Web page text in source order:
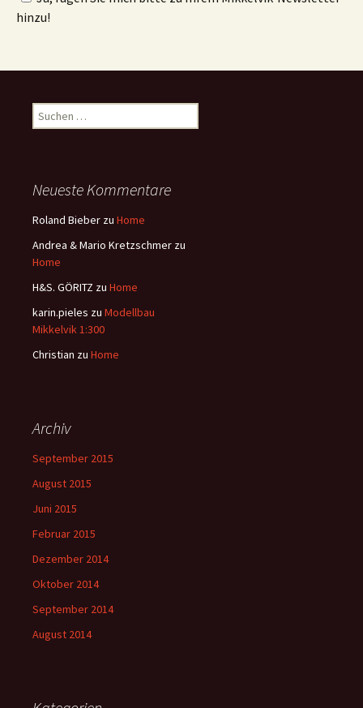
hinzu!
Suchen
nach:
Neueste Kommentare
Roland Bieber zu Home
Andrea & Mario Kretzschmer zu
Home
H&S. GÖRITZ zu Home
karin.pieles zu Modellbau
Mikkelvik 1:300
Christian zu Home
Archiv
September 2015
August 2015
Juni 2015
Februar 2015
Dezember 2014
Oktober 2014
September 2014
August 2014